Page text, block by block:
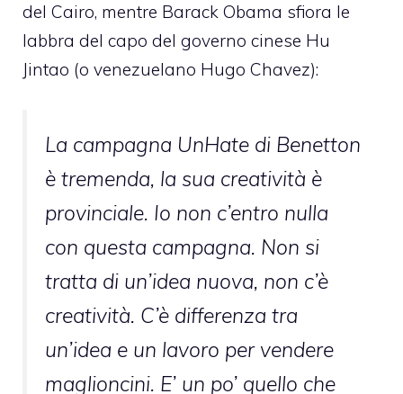
del Cairo, mentre Barack Obama sfiora le
labbra del capo del governo cinese Hu
Jintao (o venezuelano Hugo Chavez):
La campagna UnHate di Benetton
è tremenda, la sua creatività è
provinciale. Io non c’entro nulla
con questa campagna. Non si
tratta di un’idea nuova, non c’è
creatività. C’è differenza tra
un’idea e un lavoro per vendere
maglioncini. E’ un po’ quello che